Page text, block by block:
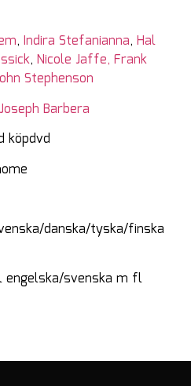
, Indira Stefanianna, Hal
, Nicole Jaffe, Frank
Stephenson
Joseph Barbera
köpdvd
danska/tyska/finska
engelska/svenska m fl